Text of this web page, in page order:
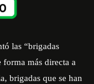
las “brigadas
forma más directa a
brigadas que se han